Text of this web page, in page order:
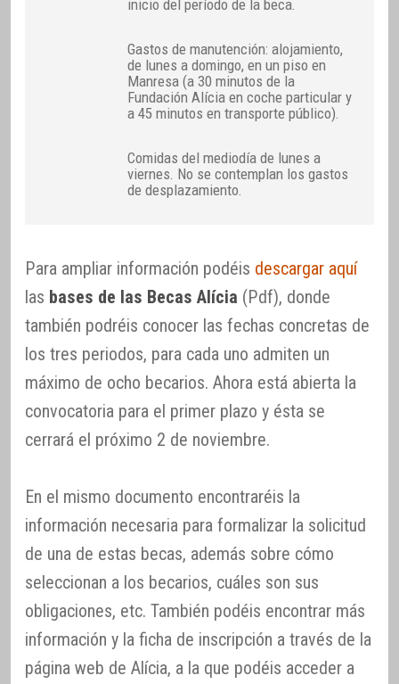
inicio del período de la beca.
Gastos de manutención: alojamiento,
de lunes a domingo, en un piso en
Manresa (a 30 minutos de la
Fundación Alícia en coche particular y
a 45 minutos en transporte público).
Comidas del mediodía de lunes a
viernes. No se contemplan los gastos
de desplazamiento.
Para ampliar información podéis descargar aquí
las bases de las Becas Alícia (Pdf), donde
también podréis conocer las fechas concretas de
los tres periodos, para cada uno admiten un
máximo de ocho becarios. Ahora está abierta la
convocatoria para el primer plazo y ésta se
cerrará el próximo 2 de noviembre.
En el mismo documento encontraréis la
información necesaria para formalizar la solicitud
de una de estas becas, además sobre cómo
seleccionan a los becarios, cuáles son sus
obligaciones, etc. También podéis encontrar más
información y la ficha de inscripción a través de la
página web de Alícia, a la que podéis acceder a